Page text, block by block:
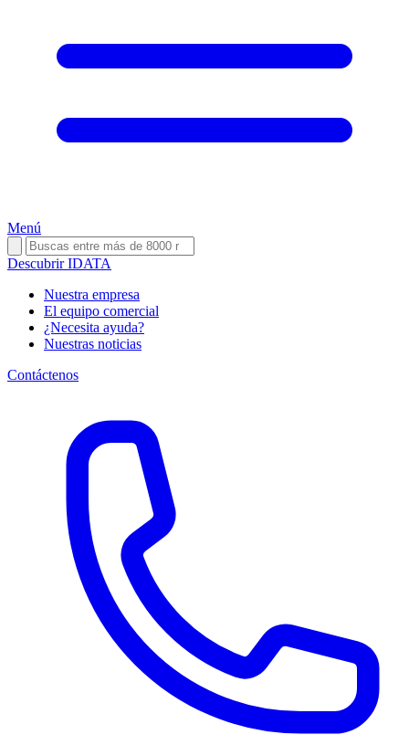
Menú
Descubrir IDATA
Nuestra empresa
El equipo comercial
¿Necesita ayuda?
Nuestras noticias
Contáctenos